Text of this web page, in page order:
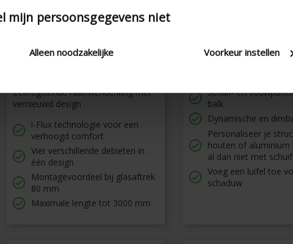
mijn persoonsgegevens niet
Alleen noodzakelijke Voorkeur instellen
Zelfregelende raamverluchting met
vernieuwd design
i-Flux technologie voor een
verhoogd comfort
Vier verschillende debieten in
één design
Montagevoordeel bij glasaftrek
80 mm
Maximale lengte tot 3000 mm
Schuif- en
balk
Dynamische en
Personaliseer je
houten of aluminium
al dan niet met
Voeg een luifel toe
schaduw